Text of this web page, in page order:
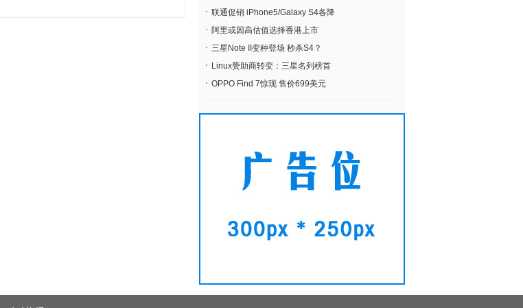
联通促销 iPhone5/Galaxy S4各降
阿里或因高估值选择香港上市
三星Note II变种登场 秒杀S4？
Linux赞助商转变：三星名列榜首
OPPO Find 7惊现 售价699美元